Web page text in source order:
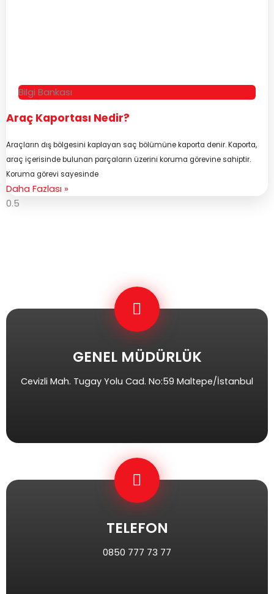
Bilgi Bankası
Araç Kaportası Nedir?
Araçların dış bölgesini kaplayan saç bölümüne kaporta denir. Kaporta,
araç içerisinde bulunan parçaların üzerini koruma görevine sahiptir.
Koruma görevi sayesinde
Daha Fazlası »
GENEL MÜDÜRLÜK
Cevizli Mah. Tugay Yolu Cad. No:59 Maltepe/İstanbul
TELEFON
0850 777 73 77